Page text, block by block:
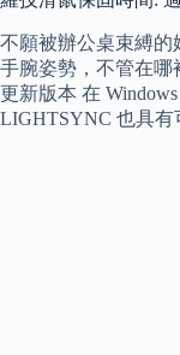
不願被辦公桌束縛的
手腕姿勢，不管在哪
更新版本 在
LIGHTSYNC 也具有